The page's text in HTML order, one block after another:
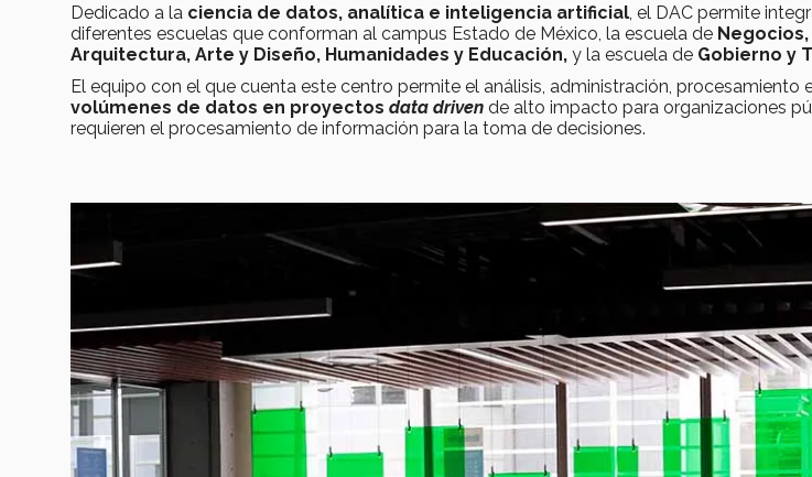
Dedicado a la ciencia de datos, analítica e inteligencia artificial , el DAC permite
diferentes escuelas que conforman al campus Estado de México, la escuela de
Arquitectura, Arte y Diseño, Humanidades y Educación, y la escuela de Gobierno y
El equipo con el que cuenta este centro permite el análisis, administración, procesamiento
volúmenes de datos en proyectos data driven de alto impacto para organizaciones
requieren el procesamiento de información para la toma de decisiones.